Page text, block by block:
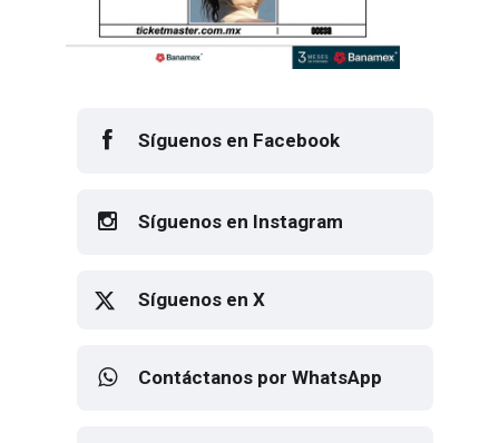
Síguenos en Facebook
Síguenos en Instagram
Síguenos en X
Contáctanos por WhatsApp